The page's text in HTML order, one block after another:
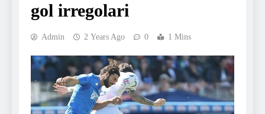
gol irregolari
Admin 2 Years Ago 0 1 Mins